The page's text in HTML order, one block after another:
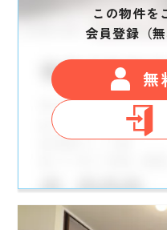
この物件を
会員登録（
無